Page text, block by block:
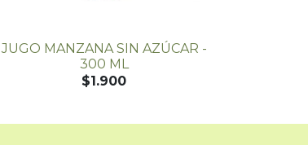
JUGO MANZANA SIN AZÚCAR -
300 ML
$1.900